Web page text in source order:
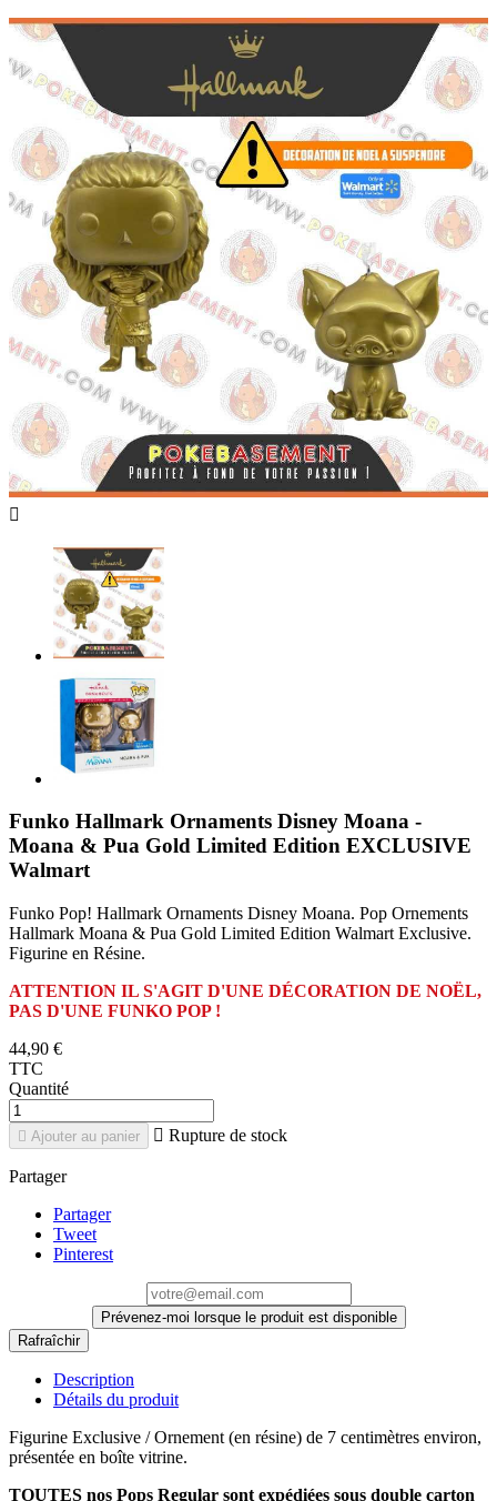

Funko Hallmark Ornaments Disney Moana -
Moana & Pua Gold Limited Edition EXCLUSIVE
Walmart
Funko Pop! Hallmark Ornaments Disney Moana. Pop Ornements
Hallmark Moana & Pua Gold Limited Edition Walmart Exclusive.
Figurine en Résine.
ATTENTION IL S'AGIT D'UNE DÉCORATION DE NOËL,
PAS D'UNE FUNKO POP !
44,90 €
TTC
Quantité
 Ajouter au panier  Rupture de stock
Partager
Partager
Tweet
Pinterest
Prévenez-moi lorsque le produit est disponible
Description
Détails du produit
Figurine Exclusive / Ornement (en résine) de 7 centimètres environ,
présentée en boîte vitrine.
TOUTES nos Pops Regular sont expédiées sous double carton